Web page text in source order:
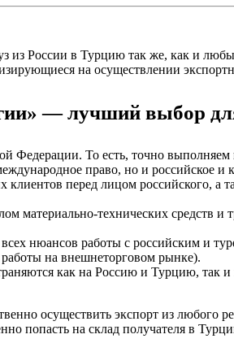
из России в Турцию так же, как и
на осуществлении
— лучший выбор
То есть, точно выполняем
право, но и российское и
перед лицом российского, а
материально-технических средств
нюансов работы с российским и
на внешнеторговом рынке).
как на Россию и Турцию, так и
осуществить экспорт из
попасть на склад получателя в